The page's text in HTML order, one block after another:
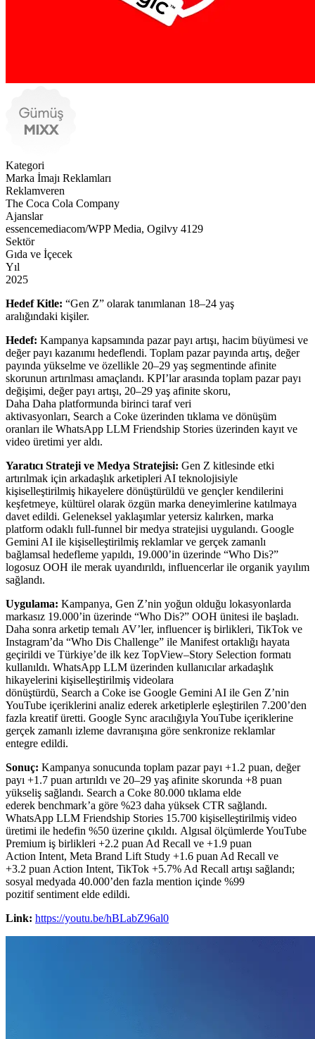
Kategori
Marka İmajı Reklamları
Reklamveren
The Coca Cola Company
Ajanslar
essencemediacom/WPP Media, Ogilvy 4129
Sektör
Gıda ve İçecek
Yıl
2025
Hedef Kitle: “Gen Z” olarak tanımlanan 18–24 yaş
aralığındaki kişiler.
Hedef: Kampanya kapsamında pazar payı artışı, hacim büyümesi ve
değer payı kazanımı hedeflendi. Toplam pazar payında artış, değer
payında yükselme ve özellikle 20–29 yaş segmentinde afinite
skorunun artırılması amaçlandı. KPI’lar arasında toplam pazar payı
değişimi, değer payı artışı, 20–29 yaş afinite skoru,
Daha Daha platformunda birinci taraf veri
aktivasyonları, Search a Coke üzerinden tıklama ve dönüşüm
oranları ile WhatsApp LLM Friendship Stories üzerinden kayıt ve
video üretimi yer aldı.
Yaratıcı Strateji ve Medya Stratejisi: Gen Z kitlesinde etki
artırılmak için arkadaşlık arketipleri AI teknolojisiyle
kişiselleştirilmiş hikayelere dönüştürüldü ve gençler kendilerini
keşfetmeye, kültürel olarak özgün marka deneyimlerine katılmaya
davet edildi. Geleneksel yaklaşımlar yetersiz kalırken, marka
platform odaklı full-funnel bir medya stratejisi uygulandı. Google
Gemini AI ile kişiselleştirilmiş reklamlar ve gerçek zamanlı
bağlamsal hedefleme yapıldı, 19.000’in üzerinde “Who Dis?”
logosuz OOH ile merak uyandırıldı, influencerlar ile organik yayılım
sağlandı.
Uygulama: Kampanya, Gen Z’nin yoğun olduğu lokasyonlarda
markasız 19.000’in üzerinde “Who Dis?” OOH ünitesi ile başladı.
Daha sonra arketip temalı AV’ler, influencer iş birlikleri, TikTok ve
Instagram’da “Who Dis Challenge” ile Manifest ortaklığı hayata
geçirildi ve Türkiye’de ilk kez TopView–Story Selection formatı
kullanıldı. WhatsApp LLM üzerinden kullanıcılar arkadaşlık
hikayelerini kişiselleştirilmiş videolara
dönüştürdü, Search a Coke ise Google Gemini AI ile Gen Z’nin
YouTube içeriklerini analiz ederek arketiplerle eşleştirilen 7.200’den
fazla kreatif üretti. Google Sync aracılığıyla YouTube içeriklerine
gerçek zamanlı izleme davranışına göre senkronize reklamlar
entegre edildi.
Sonuç: Kampanya sonucunda toplam pazar payı +1.2 puan, değer
payı +1.7 puan artırıldı ve 20–29 yaş afinite skorunda +8 puan
yükseliş sağlandı. Search a Coke 80.000 tıklama elde
ederek benchmark’a göre %23 daha yüksek CTR sağlandı.
WhatsApp LLM Friendship Stories 15.700 kişiselleştirilmiş video
üretimi ile hedefin %50 üzerine çıkıldı. Algısal ölçümlerde YouTube
Premium iş birlikleri +2.2 puan Ad Recall ve +1.9 puan
Action Intent, Meta Brand Lift Study +1.6 puan Ad Recall ve
+3.2 puan Action Intent, TikTok +5.7% Ad Recall artışı sağlandı;
sosyal medyada 40.000’den fazla mention içinde %99
pozitif sentiment elde edildi.
Link: https://youtu.be/hBLabZ96al0